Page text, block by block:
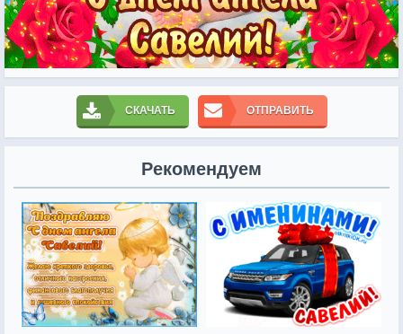
СКАЧАТЬ ОТПРАВИТЬ
Рекомендуем